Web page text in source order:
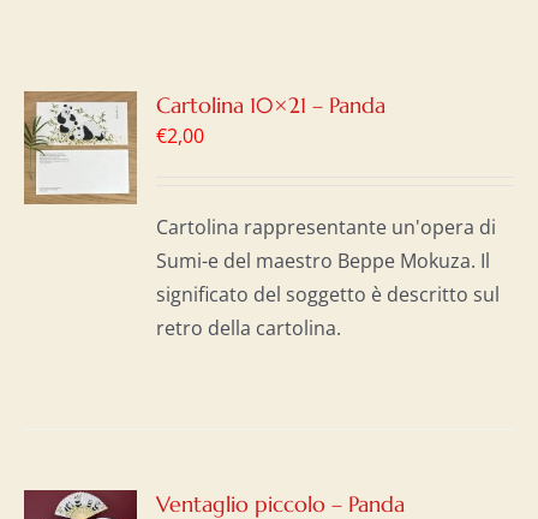
Cartolina 10×21 – Panda
€2,00
Cartolina rappresentante un'opera di
Sumi-e del maestro Beppe Mokuza. Il
significato del soggetto è descritto sul
retro della cartolina.
Ventaglio piccolo – Panda